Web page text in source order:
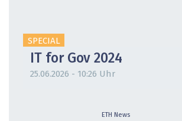
SPECIAL
IT for Gov 2024
25.06.2026 - 10:26 Uhr
ETH News